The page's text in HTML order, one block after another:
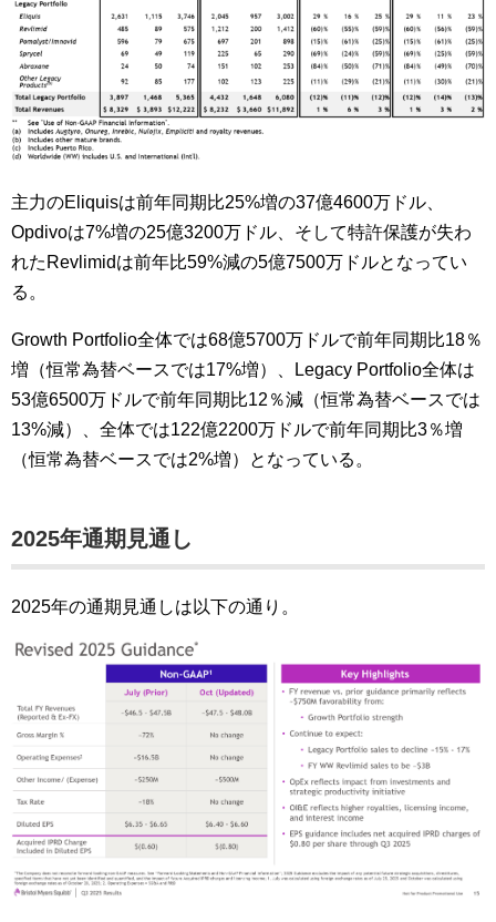
主力のEliquisは前年同期比25%増の37億4600万ドル、
Opdivoは7%増の25億3200万ドル、そして特許保護が失わ
れたRevlimidは前年比59%減の5億7500万ドルとなってい
る。
Growth Portfolio全体では68億5700万ドルで前年同期比18％
増（恒常為替ベースでは17%増）、Legacy Portfolio全体は
53億6500万ドルで前年同期比12％減（恒常為替ベースでは
13%減）、全体では122億2200万ドルで前年同期比3％増
（恒常為替ベースでは2%増）となっている。
2025年通期見通し
2025年の通期見通しは以下の通り。